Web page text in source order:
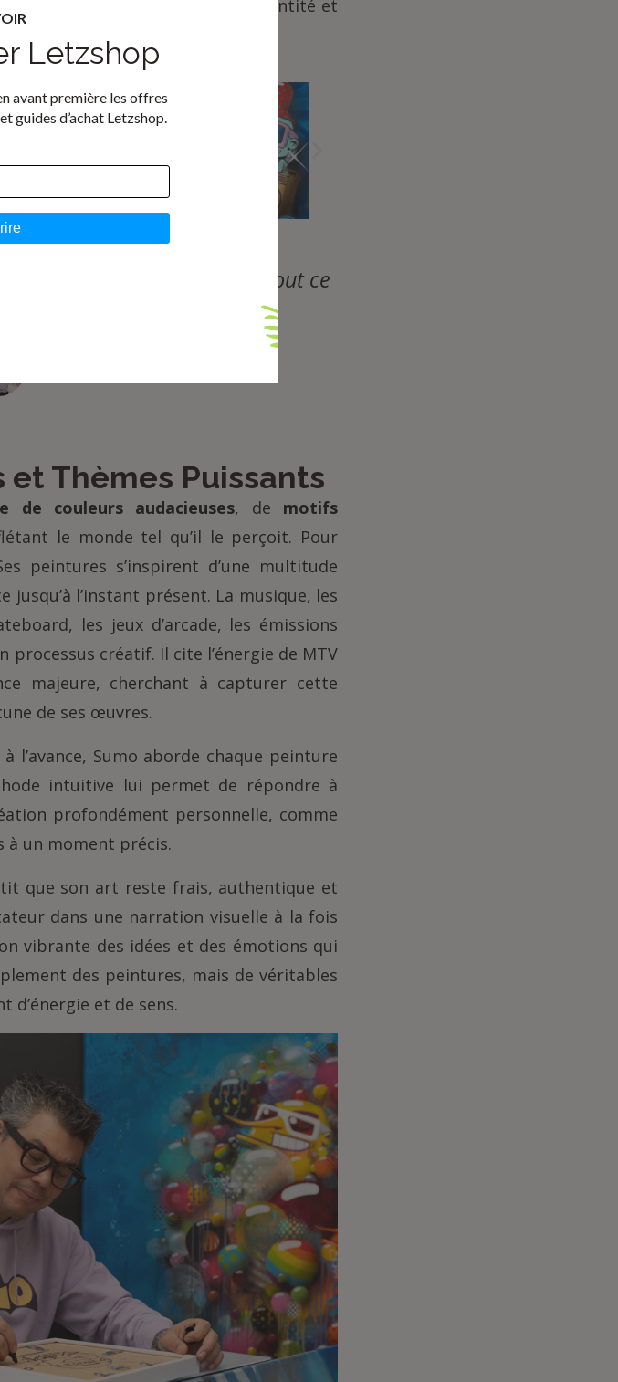
mais le symbole de son identité et
et une partie intégrante de tout ce
Thèmes Puissants
de couleurs audacieuses, de motifs
le monde tel qu’il le perçoit. Pour
peintures s’inspirent d’une multitude
jusqu’à l’instant présent. La musique, les
les jeux d’arcade, les émissions
créatif. Il cite l’énergie de MTV
majeure, cherchant à capturer cette
de ses œuvres.
Sumo aborde chaque peinture
intuitive lui permet de répondre à
profondément personnelle, comme
à un moment précis.
que son art reste frais, authentique et
dans une narration visuelle à la fois
vibrante des idées et des émotions qui
des peintures, mais de véritables
et de sens.
Letzshop
avant première les offres
guides d’achat Letzshop.